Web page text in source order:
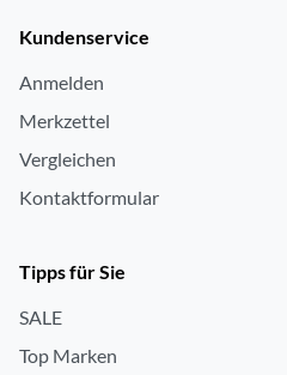
Kundenservice
Anmelden
Merkzettel
Vergleichen
Kontaktformular
Tipps für Sie
SALE
Top Marken